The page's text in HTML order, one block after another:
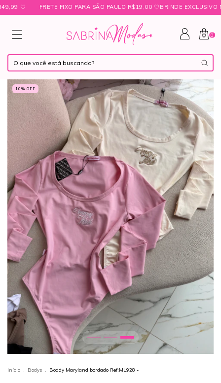
♡ FRETE FIXO PARA SÃO PAULO R$19,00 ㅤ♡ㅤBRINDE EXCLUSIVO
0
10 % OFF
Início . Bodys . Boddy Maryland bordado Ref:ML928 -